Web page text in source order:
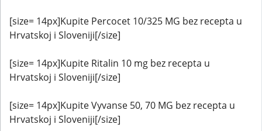
[size= 14px]Kupite Percocet 10/325 MG bez recepta u
Hrvatskoj i Sloveniji[/size]
[size= 14px]Kupite Ritalin 10 mg bez recepta u
Hrvatskoj i Sloveniji[/size]
[size= 14px]Kupite Vyvanse 50, 70 MG bez recepta u
Hrvatskoj i Sloveniji[/size]